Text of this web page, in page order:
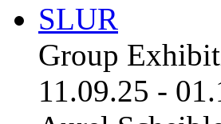
SLUR
Group
11.09.25 -